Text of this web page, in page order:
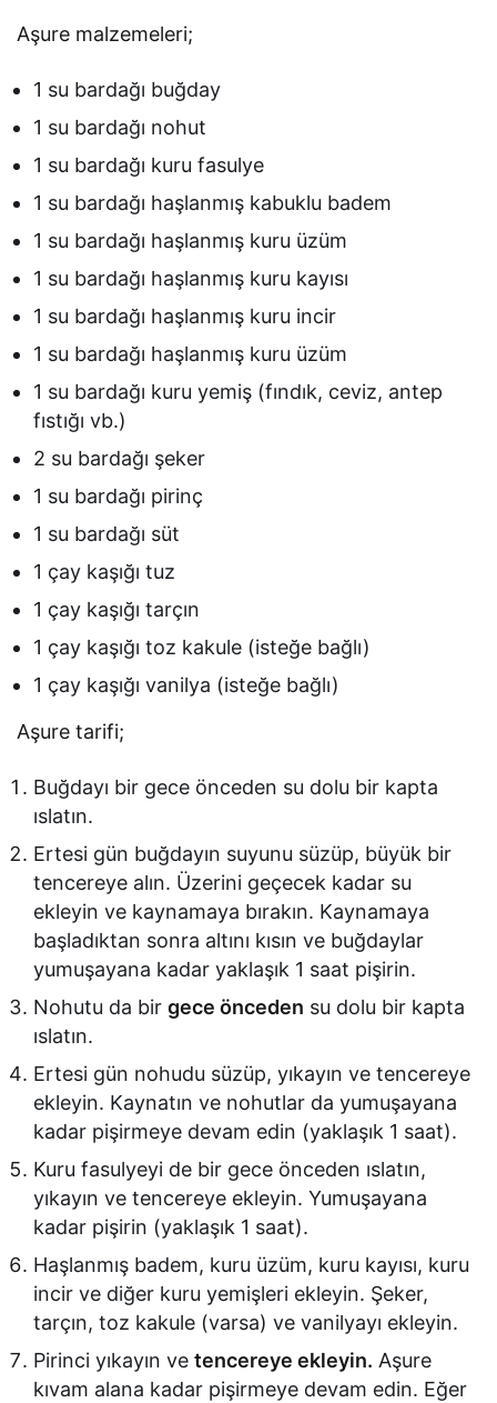
Aşure malzemeleri;
1 su bardağı buğday
1 su bardağı nohut
1 su bardağı kuru fasulye
1 su bardağı haşlanmış kabuklu badem
1 su bardağı haşlanmış kuru üzüm
1 su bardağı haşlanmış kuru kayısı
1 su bardağı haşlanmış kuru incir
1 su bardağı haşlanmış kuru üzüm
1 su bardağı kuru yemiş (fındık, ceviz, antep
fıstığı vb.)
2 su bardağı şeker
1 su bardağı pirinç
1 su bardağı süt
1 çay kaşığı tuz
1 çay kaşığı tarçın
1 çay kaşığı toz kakule (isteğe bağlı)
1 çay kaşığı vanilya (isteğe bağlı)
Aşure tarifi;
Buğdayı bir gece önceden su dolu bir kapta
ıslatın.
Ertesi gün buğdayın suyunu süzüp, büyük bir
tencereye alın. Üzerini geçecek kadar su
ekleyin ve kaynamaya bırakın. Kaynamaya
başladıktan sonra altını kısın ve buğdaylar
yumuşayana kadar yaklaşık 1 saat pişirin.
Nohutu da birgece önceden su dolu bir kapta
ıslatın.
Ertesi gün nohudu süzüp, yıkayın ve tencereye
ekleyin. Kaynatın ve nohutlar da yumuşayana
kadar pişirmeye devam edin (yaklaşık 1 saat).
Kuru fasulyeyi de bir gece önceden ıslatın,
yıkayın ve tencereye ekleyin. Yumuşayana
kadar pişirin (yaklaşık 1 saat).
Haşlanmış badem, kuru üzüm, kuru kayısı, kuru
incir ve diğer kuru yemişleri ekleyin. Şeker,
tarçın, toz kakule (varsa) ve vanilyayı ekleyin.
Pirinci yıkayın vetencereye ekleyin. Aşure
kıvam alana kadar pişirmeye devam edin. Eğer